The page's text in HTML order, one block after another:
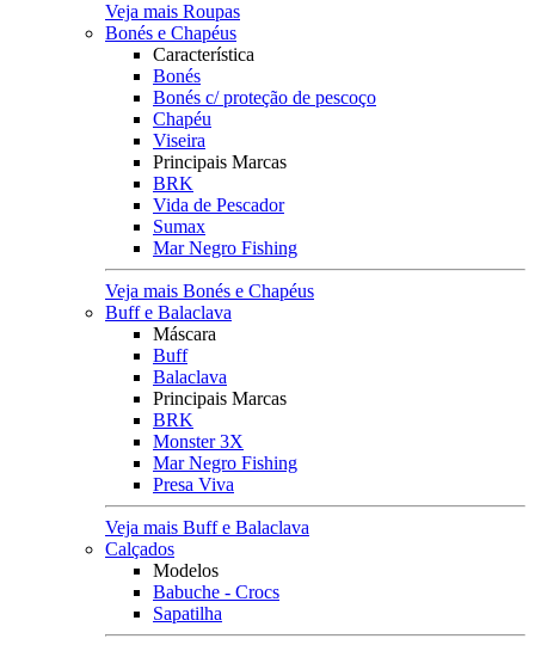
Veja mais Roupas
Bonés e Chapéus
Característica
Bonés
Bonés c/ proteção de pescoço
Chapéu
Viseira
Principais Marcas
BRK
Vida de Pescador
Sumax
Mar Negro Fishing
Veja mais Bonés e Chapéus
Buff e Balaclava
Máscara
Buff
Balaclava
Principais Marcas
BRK
Monster 3X
Mar Negro Fishing
Presa Viva
Veja mais Buff e Balaclava
Calçados
Modelos
Babuche - Crocs
Sapatilha